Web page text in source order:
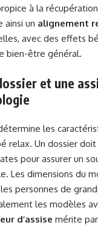
à la
ainsi un alignement
avec des effets
bien-être général.
et une
les
relax. Un dossier
pour assurer un
Les dimensions du
personnes de
les modèles
d’assise mérite